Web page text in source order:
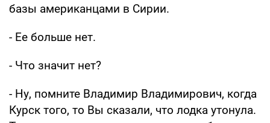
базы американцами в Сирии.
- Ее больше нет.
- Что значит нет?
- Ну, помните Владимир Владимирович, когда
Курск того, то Вы сказали, что лодка утонула.